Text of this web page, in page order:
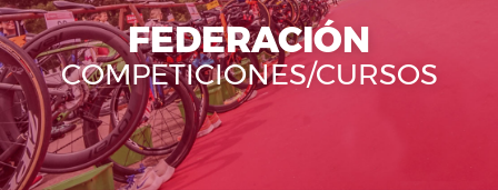
FEDERACIÓN
COMPETICIONES/CURSOS